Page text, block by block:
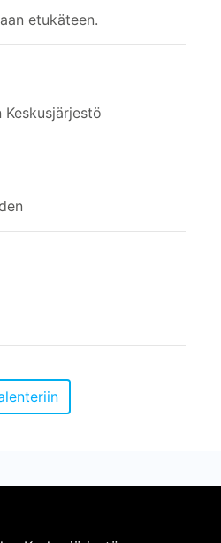
etukäteen.
Keskusjärjestö